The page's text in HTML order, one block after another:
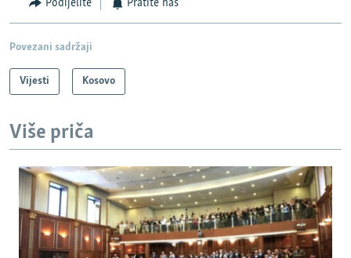
Podijelite Pratite nas
Povezani sadržaji
Vijesti Kosovo
Više priča